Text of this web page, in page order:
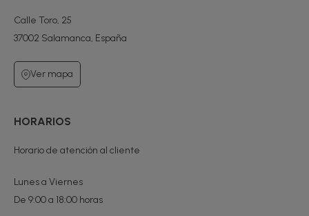
Calle Toro, 25
37002 Salamanca, España
Ver mapa
HORARIOS
Horario de atención al cliente
Lunes a Viernes
De 9:00 a 18:00 horas